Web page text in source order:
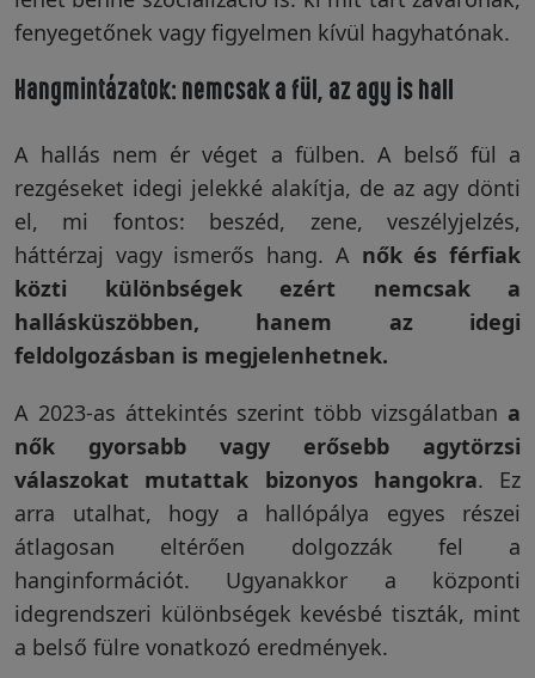
fenyegetőnek vagy figyelmen kívül hagyhatónak.
Hangmintázatok: nemcsak a fül, az agy is hall
A hallás nem ér véget a fülben. A belső fül a
rezgéseket idegi jelekké alakítja, de az agy dönti
el, mi fontos: beszéd, zene, veszélyjelzés,
háttérzaj vagy ismerős hang. A nők és férfiak
közti különbségek ezért nemcsak a
hallásküszöbben, hanem az idegi
feldolgozásban is megjelenhetnek.
A 2023-as áttekintés szerint több vizsgálatban a
nők gyorsabb vagy erősebb agytörzsi
válaszokat mutattak bizonyos hangokra. Ez
arra utalhat, hogy a hallópálya egyes részei
átlagosan eltérően dolgozzák fel a
hanginformációt. Ugyanakkor a központi
idegrendszeri különbségek kevésbé tiszták, mint
a belső fülre vonatkozó eredmények.